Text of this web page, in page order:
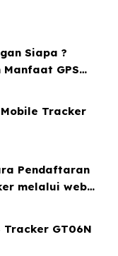
Siapa ?
Manfaat GPS
Tracker
Pendaftaran
melalui web
Gratis
Tracker GT06N